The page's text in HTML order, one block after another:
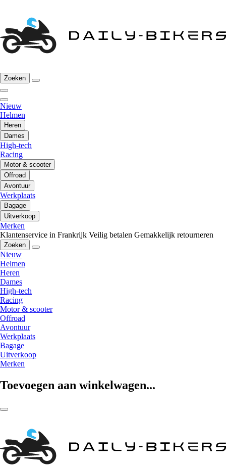
Zoeken
Nieuw
Helmen
Heren
Dames
High-tech
Racing
Motor & scooter
Offroad
Avontuur
Werkplaats
Bagage
Uitverkoop
Merken
Klantenservice in Frankrijk Veilig betalen Gemakkelijk retourneren
Zoeken
Nieuw
Helmen
Heren
Dames
High-tech
Racing
Motor & scooter
Offroad
Avontuur
Werkplaats
Bagage
Uitverkoop
Merken
Toevoegen aan winkelwagen...